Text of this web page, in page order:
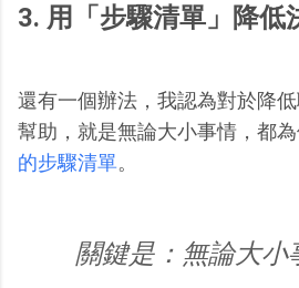
3. 用「步驟清單」降低
還有一個辦法，我認為對於降
幫助，就是無論大小事情，都
的步驟清單。
關鍵是：無論大小